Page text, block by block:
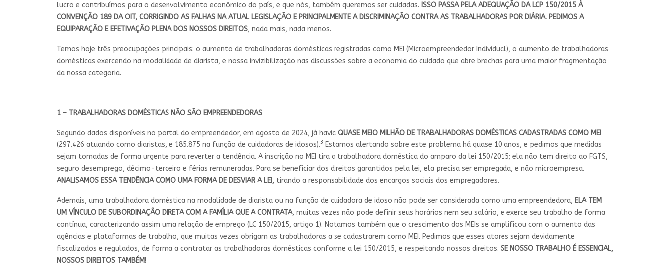
lucro e contribuímos para o desenvolvimento econômico do país, e que nós, também queremos ser cuidadas. ISSO PASSA PELA ADEQUAÇÃO DA LCP 150/2015 À
CONVENÇÃO 189 DA OIT, CORRIGINDO AS FALHAS NA ATUAL LEGISLAÇÃO E PRINCIPALMENTE A DISCRIMINAÇÃO CONTRA AS TRABALHADORAS POR DIÁRIA. PEDIMOS A
EQUIPARAÇÃO E EFETIVAÇÃO PLENA DOS NOSSOS DIREITOS, nada mais, nada menos.
Temos hoje três preocupações principais: o aumento de trabalhadoras domésticas registradas como MEI (Microempreendedor Individual), o aumento de trabalhadoras
domésticas exercendo na modalidade de diarista, e nossa invizibilização nas discussões sobre a economia do cuidado que abre brechas para uma maior fragmentação
da nossa categoria.
1 – TRABALHADORAS DOMÉSTICAS NÃO SÃO EMPREENDEDORAS
Segundo dados disponíveis no portal do empreendedor, em agosto de 2024, já havia QUASE MEIO MILHÃO DE TRABALHADORAS DOMÉSTICAS CADASTRADAS COMO MEI
(297.426 atuando como diaristas, e 185.875 na função de cuidadoras de idosos).3 Estamos alertando sobre este problema há quase 10 anos, e pedimos que medidas
sejam tomadas de forma urgente para reverter a tendência. A inscrição no MEI tira a trabalhadora doméstica do amparo da lei 150/2015; ela não tem direito ao FGTS,
seguro desemprego, décimo-terceiro e férias remuneradas. Para se beneficiar dos direitos garantidos pela lei, ela precisa ser empregada, e não microempresa.
ANALISAMOS ESSA TENDÊNCIA COMO UMA FORMA DE DESVIAR A LEI, tirando a responsabilidade dos encargos sociais dos empregadores.
Ademais, uma trabalhadora doméstica na modalidade de diarista ou na função de cuidadora de idoso não pode ser considerada como uma empreendedora, ELA TEM
UM VÍNCULO DE SUBORDINAÇÃO DIRETA COM A FAMÍLIA QUE A CONTRATA, muitas vezes não pode definir seus horários nem seu salário, e exerce seu trabalho de forma
contínua, caracterizando assim uma relação de emprego (LC 150/2015, artigo 1). Notamos também que o crescimento dos MEIs se amplificou com o aumento das
agências e plataformas de trabalho, que muitas vezes obrigam as trabalhadoras a se cadastrarem como MEI. Pedimos que esses atores sejam devidamente
fiscalizados e regulados, de forma a contratar as trabalhadoras domésticas conforme a lei 150/2015, e respeitando nossos direitos. SE NOSSO TRABALHO É ESSENCIAL,
NOSSOS DIREITOS TAMBÉM!